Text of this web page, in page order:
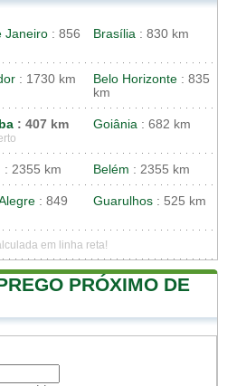
Janeiro : 856
Brasília : 830 km
: 1730 km Belo Horizonte : 835
km
: 407 km Goiânia : 682 km
: 2355 km Belém : 2355 km
: 849
Guarulhos : 525 km
em linha reta!
PRÓXIMO DE